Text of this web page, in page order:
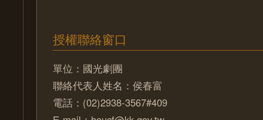
授權聯絡窗口
單位：國光劇團
聯絡代表人姓名：侯春富
電話：(02)2938-3567#409